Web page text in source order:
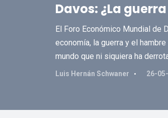
Davos: ¿La
El Foro Económico Mundial de
economía, la guerra y el
mundo que ni siquiera ha
Luis Hernán Schwaner 26-